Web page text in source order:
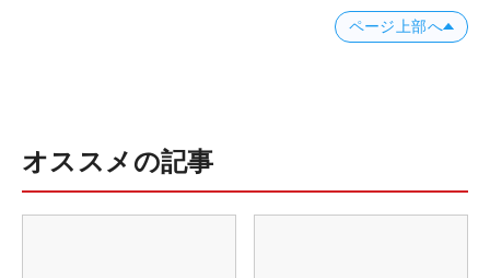
ページ上部へ
オススメの記事